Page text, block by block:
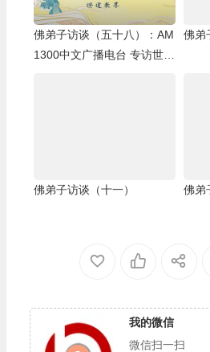
佛弟子访谈（五十八）：AM
1300中文广播电台 专访世界
佛弟
佛弟子访谈（十一） 佛弟
我的微信
微信扫一扫